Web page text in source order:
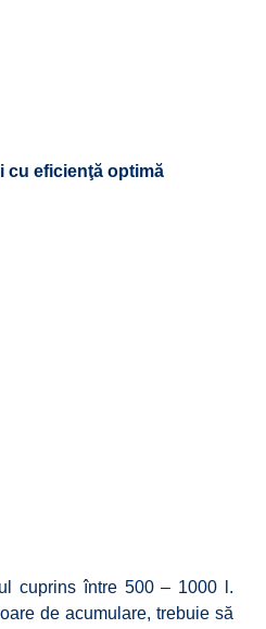
cu eficienţă optimă
cuprins între 500 – 1000 l.
de acumulare, trebuie să